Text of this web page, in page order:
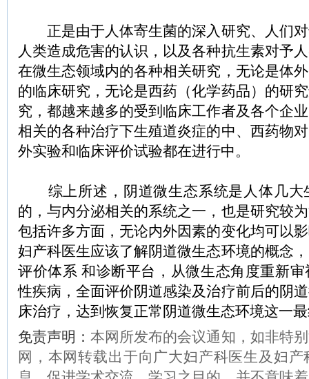
正是由于人体寄生菌的深入研究、人们对
人类造成危害的认识，以及各种抗生素对予
在微生态领域内的各种相关研究，无论是体
的临床研究，无论是西药（化学药品）的研
究，都越来越多的受到临床工作者及各个企
相关的各种治疗下生殖道炎症的中、西药物
外实验和临床评价试验都在进行中。
综上所述，阴道微生态系统是人体几大
的，与内分泌相关的系统之一，也是研究较
包括许多方面，无论内外因素的变化均可以
妇产科医生应该了解阴道微生态环境的概念
评价体系 和诊断平台，从微生态角度重新
性疾病，全面评价阴道感染及治疗前后的阴
床治疗，达到恢复正常阴道微生态环境这一
免责声明：本网所发布的会议通知，如非特
网，本网转载出于向广大妇产科医生及妇